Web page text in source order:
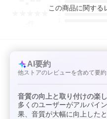
3
この商品に関する
AI要約
他ストアのレビューを含めて要
音質の向上と取り付けの楽
多くのユーザーがアルパイ
果、音質が大幅に向上した